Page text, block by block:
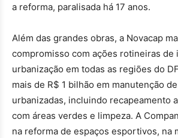
a reforma, paralisada há 17 anos.
Além das grandes obras, a Novacap
compromisso com ações rotineiras de
urbanização em todas as regiões do
mais de R$ 1 bilhão em manutenção
urbanizadas, incluindo recapeamento
com áreas verdes e limpeza. A
na reforma de espaços esportivos, na